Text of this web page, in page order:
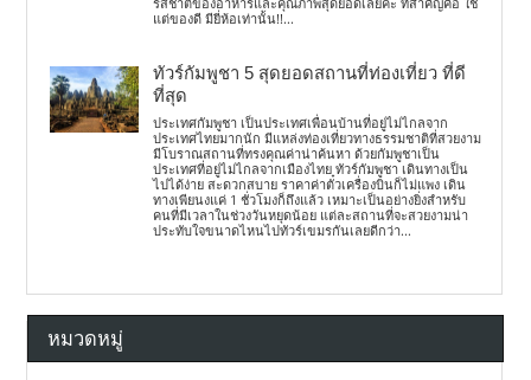
แต่ของดี มียี่ห้อเท่านั้น!!...
ทัวร์กัมพูชา 5 สุดยอดสถานที่ท่องเที่ยว ที่ดี
ที่สุด
ประเทศกัมพูชา เป็นประเทศเพื่อนบ้านที่อยู่ไม่ไกลจาก
ประเทศไทยมากนัก มีแหล่งท่องเที่ยวทางธรรมชาติที่สวยงาม
มีโบราณสถานที่ทรงคุณค่าน่าค้นหา ด้วยกัมพูชาเป็น
ประเทศที่อยู่ไม่ไกลจากเมืองไทย ทัวร์กัมพูชา เดินทางเป็น
ไปได้ง่าย สะดวกสบาย ราคาค่าตั๋วเครื่องบินก็ไม่แพง เดิน
ทางเพียนงแค่ 1 ชั่วโมงก็ถึงแล้ว เหมาะเป็นอย่างยิ่งสำหรับ
คนที่มีเวลาในช่วงวันหยุดน้อย แต่ละสถานที่จะสวยงามน่า
ประทับใจขนาดไหนไปทัวร์เขมรกันเลยดีกว่า...
หมวดหมู่